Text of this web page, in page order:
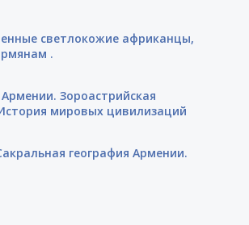
светлокожие африканцы,
.
Зороастрийская
мировых цивилизаций
география Армении.